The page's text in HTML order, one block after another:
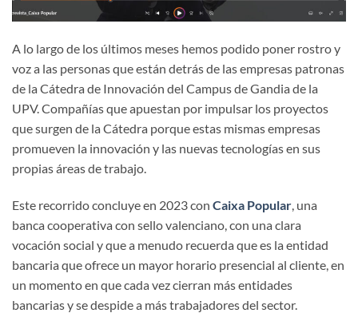
A lo largo de los últimos meses hemos podido poner rostro y
voz a las personas que están detrás de las empresas patronas
de la Cátedra de Innovación del Campus de Gandia de la
UPV. Compañías que apuestan por impulsar los proyectos
que surgen de la Cátedra porque estas mismas empresas
promueven la innovación y las nuevas tecnologías en sus
propias áreas de trabajo.
Este recorrido concluye en 2023 con Caixa Popular, una
banca cooperativa con sello valenciano, con una clara
vocación social y que a menudo recuerda que es la entidad
bancaria que ofrece un mayor horario presencial al cliente, en
un momento en que cada vez cierran más entidades
bancarias y se despide a más trabajadores del sector.